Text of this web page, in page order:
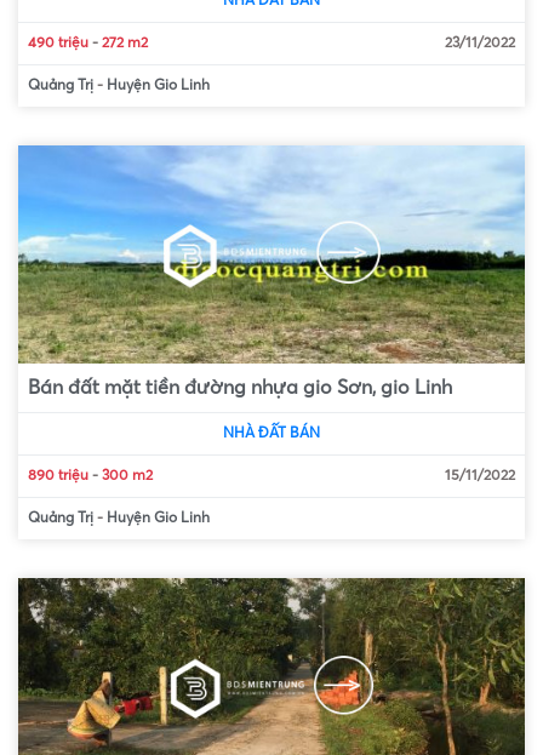
490 triệu - 272 m2 23/11/2022
Quảng Trị - Huyện Gio Linh
Bán đất mặt tiền đường nhựa gio Sơn, gio Linh
NHÀ ĐẤT BÁN
890 triệu - 300 m2 15/11/2022
Quảng Trị - Huyện Gio Linh